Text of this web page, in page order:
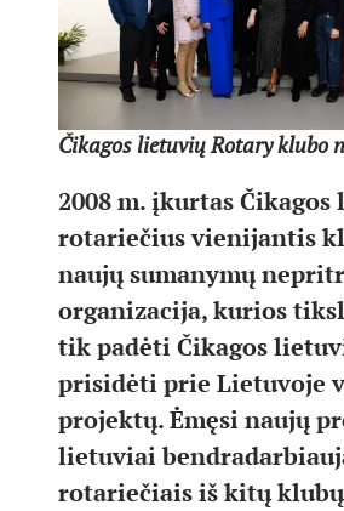
Čikagos lietuvių Rotary klubo
2008 m. įkurtas
rotariečius vienijantis
naujų sumanymų
organizacija, kurios
tik padėti Čikagos
prisidėti prie Lietuvoje
projektų. Ėmęsi naujų
lietuviai
rotariečiais iš kitų